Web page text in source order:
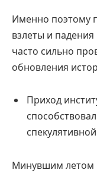
Именно поэтому
взлеты и
часто сильно
обновления
Приход
Минувшим летом